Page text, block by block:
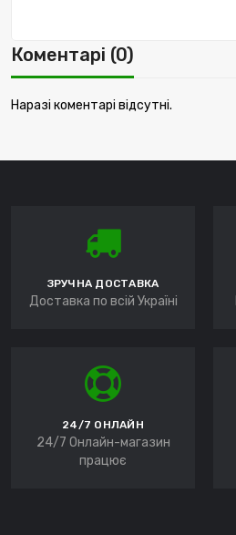
Коментарі (0)
Наразі коментарі відсутні.
ЗРУЧНА ДОСТАВКА
Доставка по всій Україні
24/7 ОНЛАЙН
24/7 Онлайн-магазин
працює